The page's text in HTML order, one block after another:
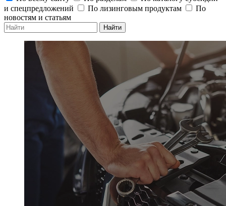
и спецпредложений
По лизинговым продуктам
По
новостям и статьям
Найти